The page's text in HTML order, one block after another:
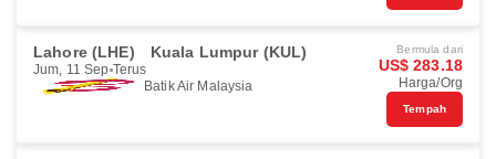
Lahore (LHE) Kuala Lumpur (KUL)
Jum, 11 Sep Terus
Batik Air Malaysia
Bermula dari
US$ 283.18
Harga/Org
Tempah